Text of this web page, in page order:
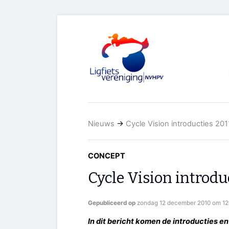
Nieuws → Cycle Vision introducties
CONCEPT
Cycle Vision
Gepubliceerd op zondag 12 december 2010 om
In dit bericht komen de introducties